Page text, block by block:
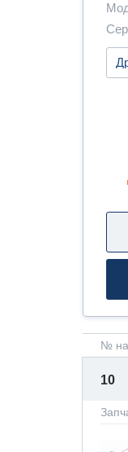
№ на
10